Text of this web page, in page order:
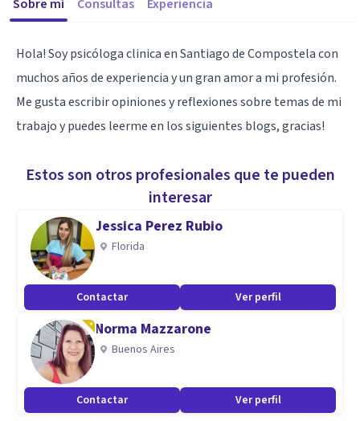
Sobre mí Consultas Experiencia
Hola! Soy psicóloga clinica en Santiago de Compostela con
muchos años de experiencia y un gran amor a mi profesión.
Me gusta escribir opiniones y reflexiones sobre temas de mi
trabajo y puedes leerme en los siguientes blogs, gracias!
Estos son otros profesionales que te pueden
interesar
Jessica Perez Rubio
Florida
Contactar Ver perfil
Norma Mazzarone
Buenos Aires
Contactar Ver perfil